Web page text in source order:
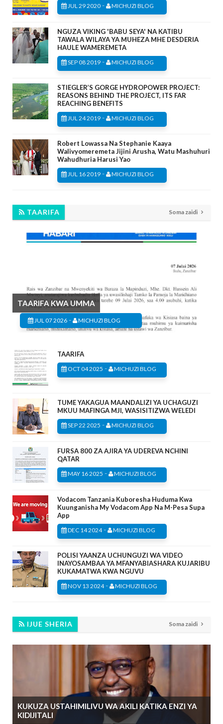
JUL 29 2020 - MICHUZI BLOG
NGUZA VIKING 'BABU SEYA' NA KATIBU
TAWALA WILAYA YA MUHEZA MHE DESDERIA
HAULE WAMEREMETA
SEP 08 2019 - MICHUZI BLOG
STIEGLER’S GORGE HYDROPOWER PROJECT:
REASONS BEHIND THE PROJECT, ITS FAR
REACHING BENEFITS
JUL 24 2019 - MICHUZI BLOG
Robert Lowassa Na Stephanie Kaaya
Walivyomeremeta Jijini Arusha, Watu Mashuhuri
Wahudhuria Harusi Yao
JUL 16 2019 - MICHUZI BLOG
TAARIFA Soma zaidi
TAARIFA KWA UMMA
JUL 07 2026 - MICHUZI BLOG
TAARIFA
OCT 04 2025 - MICHUZI BLOG
TUME YAKAGUA MAANDALIZI YA UCHAGUZI
MKUU MAFINGA MJI, WASISITIZWA WELEDI
SEP 22 2025 - MICHUZI BLOG
FURSA 800 ZA AJIRA YA UDEREVA NCHINI
QATAR
MAY 16 2025 - MICHUZI BLOG
Vodacom Tanzania Kuboresha Huduma Kwa
Kuunganisha My Vodacom App Na M-Pesa Supa
App
DEC 14 2024- MICHUZI BLOG
POLISI YAANZA UCHUNGUZI WA VIDEO
INAYOSAMBAA YA MFANYABIASHARA KUJARIBU
KUKAMATWA KWA NGUVU
NOV 13 2024- MICHUZI BLOG
IJUE SHERIA Soma zaidi
KUKUZA USTAHIMILIVU WA AKILI KATIKA ENZI YA
KIDIJITALI